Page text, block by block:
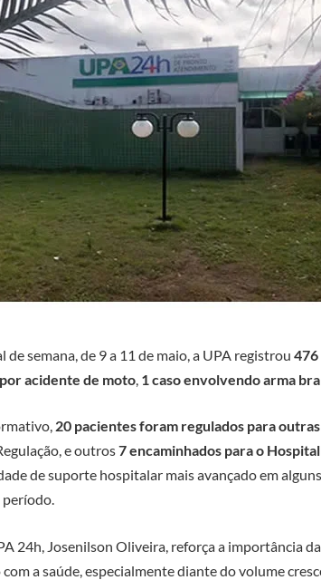
semana, de 9 a 11 de maio, a UPA registrou
acidente de moto 1 caso envolvendo arma
20 pacientes foram regulados para
e outros7 encaminhados para o
de suporte hospitalar mais avançado em
período.
24h, Josenilson Oliveira, reforça a importância
a saúde, especialmente diante do volume